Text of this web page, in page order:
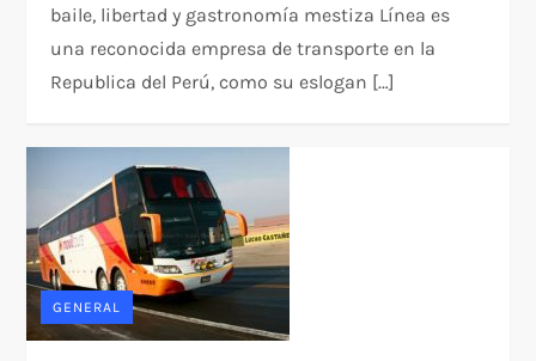
baile, libertad y gastronomía mestiza Línea es
una reconocida empresa de transporte en la
Republica del Perú, como su eslogan […]
GENERAL